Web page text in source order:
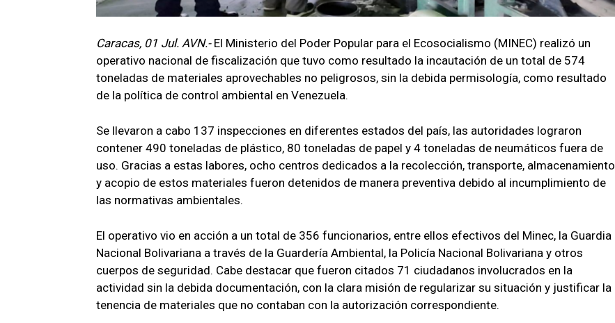
Caracas, 01 Jul. AVN.- El Ministerio del Poder Popular para el Ecosocialismo (MINEC) realizó un
operativo nacional de fiscalización que tuvo como resultado la incautación de un total de 574
toneladas de materiales aprovechables no peligrosos, sin la debida permisología, como resultado
de la política de control ambiental en Venezuela.
Se llevaron a cabo 137 inspecciones en diferentes estados del país, las autoridades lograron
contener 490 toneladas de plástico, 80 toneladas de papel y 4 toneladas de neumáticos fuera de
uso. Gracias a estas labores, ocho centros dedicados a la recolección, transporte, almacenamiento
y acopio de estos materiales fueron detenidos de manera preventiva debido al incumplimiento de
las normativas ambientales.
El operativo vio en acción a un total de 356 funcionarios, entre ellos efectivos del Minec, la Guardia
Nacional Bolivariana a través de la Guardería Ambiental, la Policía Nacional Bolivariana y otros
cuerpos de seguridad. Cabe destacar que fueron citados 71 ciudadanos involucrados en la
actividad sin la debida documentación, con la clara misión de regularizar su situación y justificar la
tenencia de materiales que no contaban con la autorización correspondiente.